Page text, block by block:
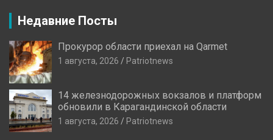
Недавние Посты
Прокурор области приехал на Qarmet
1 августа, 2026 Patriotnews
14 железнодорожных вокзалов и платформ
обновили в Карагандинской области
1 августа, 2026 Patriotnews